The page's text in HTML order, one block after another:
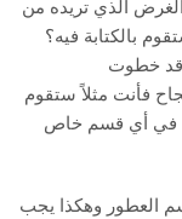
الذي تريده من
بالكتابة فيه؟
قد خطوت
فأنت مثلاً ستقوم
في أي قسم خاص
العطور وهكذا يجب